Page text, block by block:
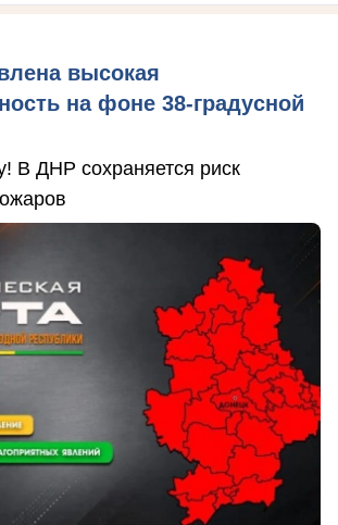
высокая
на фоне 38-градусной
В ДНР сохраняется риск